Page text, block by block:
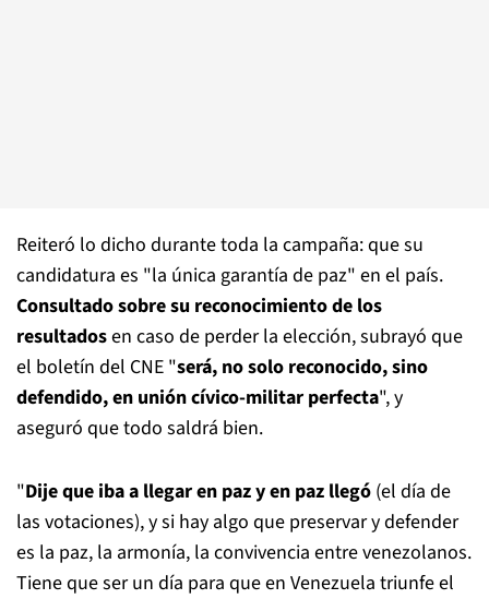
Reiteró lo dicho durante toda la campaña: que su
candidatura es "la única garantía de paz" en el país.
Consultado sobre su reconocimiento de los
resultadosen caso de perder la elección, subrayó que
el boletín del CNE "será, no solo reconocido, sino
defendido, en unión cívico-militar perfecta", y
aseguró que todo saldrá bien.
"Dije que iba a llegar en paz y en paz llegó (el día de
las votaciones), y si hay algo que preservar y defender
es la paz, la armonía, la convivencia entre venezolanos.
Tiene que ser un día para que en Venezuela triunfe el